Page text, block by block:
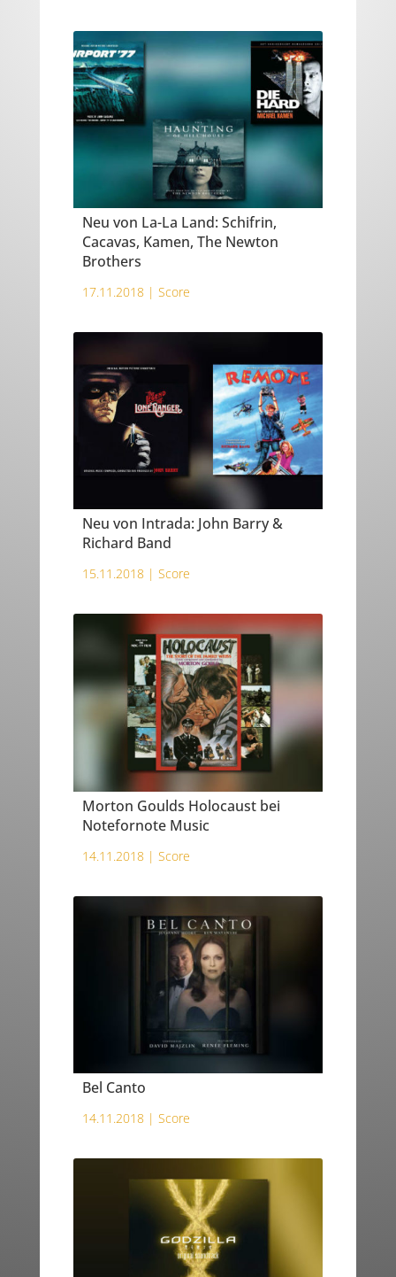
Neu von La-La Land: Schifrin,
Cacavas, Kamen, The Newton
Brothers
17.11.2018 | Score
Neu von Intrada: John Barry &
Richard Band
15.11.2018 | Score
Morton Goulds Holocaust bei
Notefornote Music
14.11.2018 | Score
Bel Canto
14.11.2018 | Score